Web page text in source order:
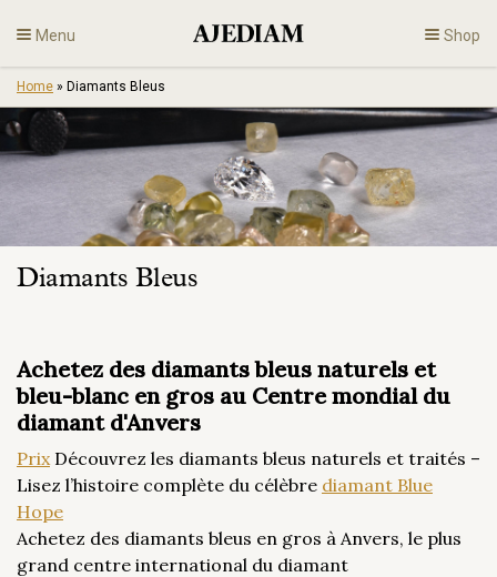
to
content
Menu Shop
Diamants
Fiançailles
Fr
Home » Diamants Bleus
Diamants Bleus
Achetez des diamants bleus naturels et
bleu-blanc en gros au Centre mondial du
diamant d'Anvers
PrixDécouvrez les diamants bleus naturels et traités –
Lisez l’histoire complète du célèbre diamant Blue
Hope
Achetez des diamants bleus en gros à Anvers, le plus
grand centre international du diamant